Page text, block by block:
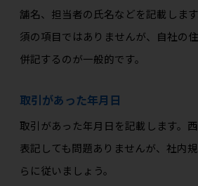
舗名、担当者の氏名などを記載しま
須の項目ではありませんが、自社の
併記するのが一般的です。
取引があった年月日
取引があった年月日を記載します。
表記しても問題ありませんが、社内
らに従いましょう。